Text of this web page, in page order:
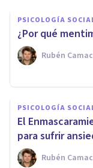
PSICOLOGÍA
¿Por qué
Rubén
PSICOLOGÍA
El
para sufrir
Rubén
Cómo
sana
Carolina